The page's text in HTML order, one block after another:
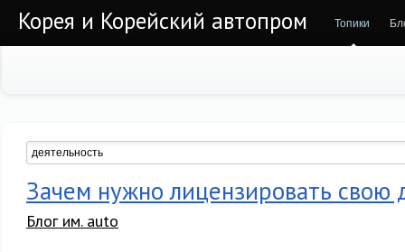
Корея и Корейский автопром Топики
Зачем нужно лицензировать свою
Блог им. auto